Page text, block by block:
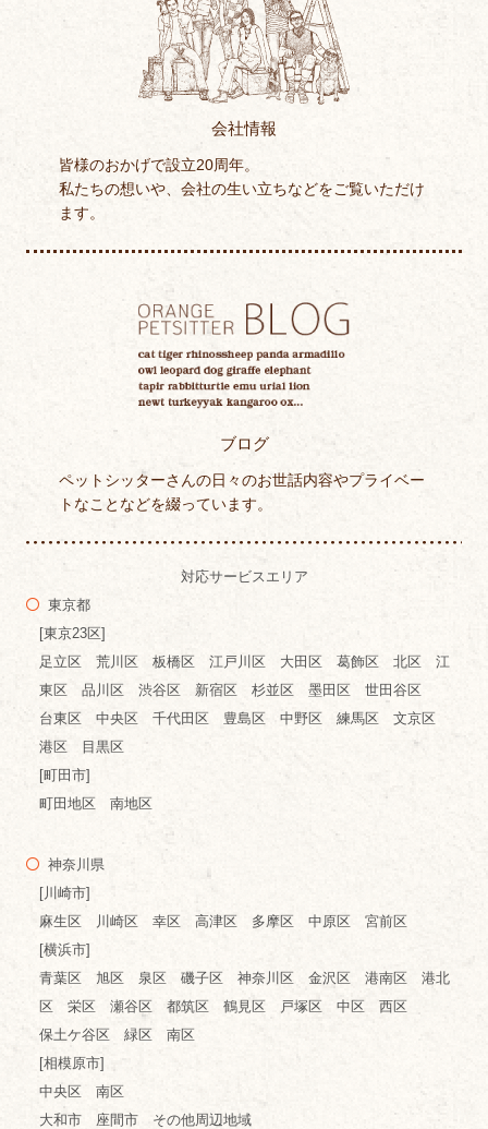
会社情報
皆様のおかげで設立20周年。
私たちの想いや、会社の生い立ちなどをご覧いただけ
ます。
ブログ
ペットシッターさんの日々のお世話内容やプライベー
トなことなどを綴っています。
対応サービスエリア
東京都
[東京23区]
足立区 荒川区 板橋区 江戸川区 大田区 葛飾区 北区 江
東区 品川区 渋谷区 新宿区 杉並区 墨田区 世田谷区
台東区 中央区 千代田区 豊島区 中野区 練馬区 文京区
港区 目黒区
[町田市]
町田地区 南地区
神奈川県
[川崎市]
麻生区 川崎区 幸区 高津区 多摩区 中原区 宮前区
[横浜市]
青葉区 旭区 泉区 磯子区 神奈川区 金沢区 港南区 港北
区 栄区 瀬谷区 都筑区 鶴見区 戸塚区 中区 西区
保土ケ谷区 緑区 南区
[相模原市]
中央区 南区
大和市 座間市 その他周辺地域